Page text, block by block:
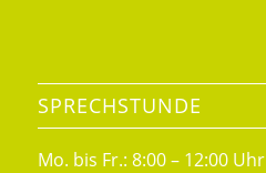
SPRECHSTUNDE
Mo. bis Fr.: 8:00 – 12:00 Uhr